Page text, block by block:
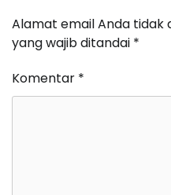
Alamat email Anda tidak
yang wajib ditandai *
Komentar *